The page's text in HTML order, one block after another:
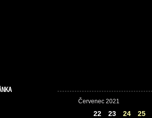
Červenec 2021
22 23 24 25